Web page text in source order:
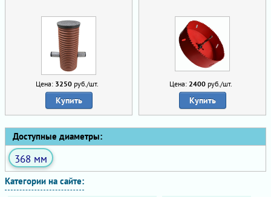
Цена: 3250 руб./шт.
Купить
Цена: 2400 руб./шт.
Купить
Доступные диаметры:
368 мм
Категории на сайте: